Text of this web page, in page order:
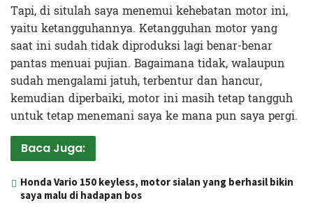
Tapi, di situlah saya menemui kehebatan motor ini,
yaitu ketangguhannya. Ketangguhan motor yang
saat ini sudah tidak diproduksi lagi benar-benar
pantas menuai pujian. Bagaimana tidak, walaupun
sudah mengalami jatuh, terbentur dan hancur,
kemudian diperbaiki, motor ini masih tetap tangguh
untuk tetap menemani saya ke mana pun saya pergi.
Baca Juga:
Honda Vario 150 keyless, motor sialan yang berhasil bikin
saya malu di hadapan bos